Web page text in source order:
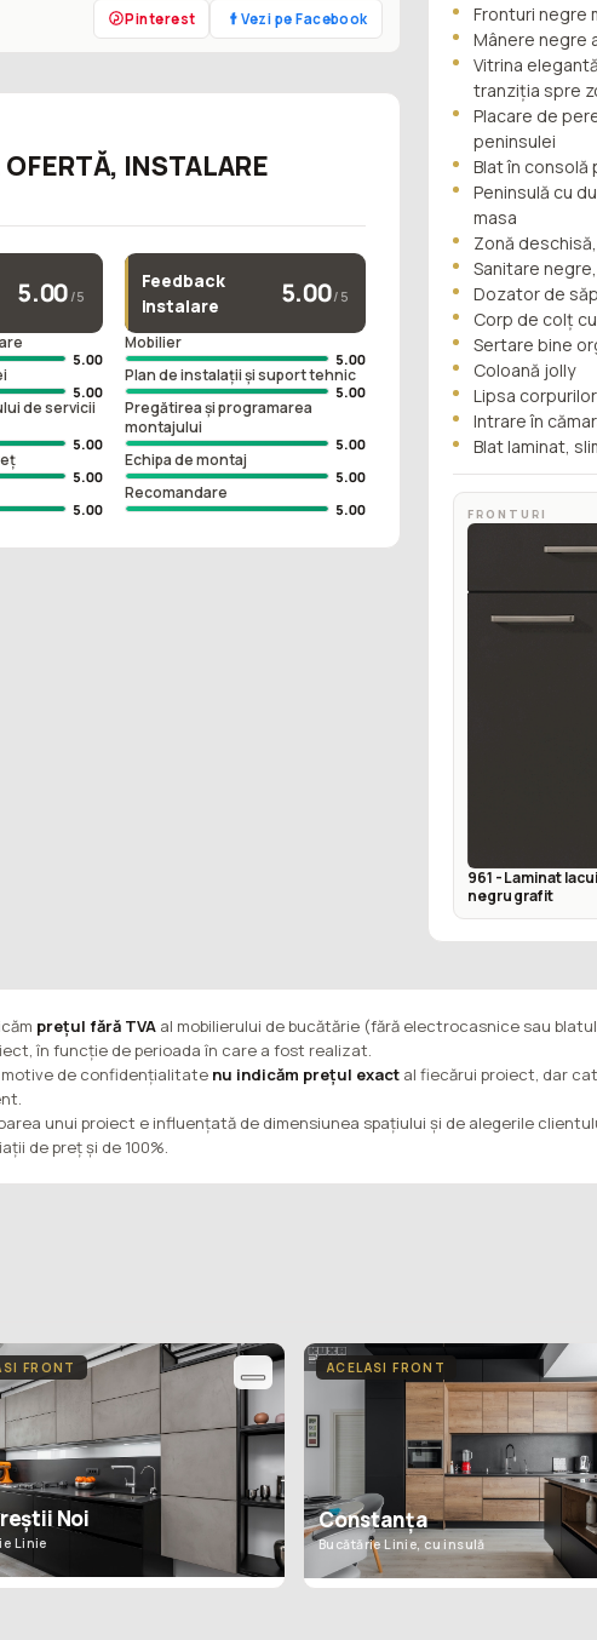
Pinterest Vezi pe Facebook
INSTALARE
5.00 /5
5.00
5.00
de servicii
5.00
5.00
5.00
Feedback
instalare
5.00/5
Mobilier
5.00
Plan de instalații și suport tehnic
5.00
Pregătirea și programarea
montajului
5.00
Echipa de montaj
5.00
Recomandare
5.00
Fronturi negre
Mânere negre
Vitrina
tranziția spre
Placare de
peninsulei
Blat în consolă
Peninsulă cu
masa
Zonă
Sanitare
Dozator de
Corp de colț
Sertare bine
Coloană jolly
Lipsa
Intrare în
Blat laminat,
FRONTURI
961 - Laminat
negru grafit
prețul fără TVA al mobilierului de bucătărie (fără electrocasnice sau
în funcție de perioada în care a fost realizat.
motive de confidențialitate nu indicăm prețul exact al fiecărui proiect, dar
unui proiect e influențată de dimensiunea spațiului și de alegerile
de preț și de 100%.
FRONT
Noi
Linie
ACELASI FRONT
Constanța
Bucătărie Linie, cu insulă